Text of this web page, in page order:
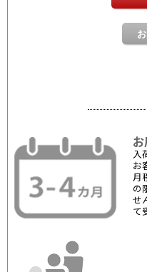
お
入
お
月
の
せ
て